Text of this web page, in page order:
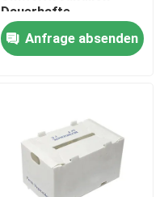
Dauerhafte
Schutzfolie
Kunststoff-Behälter
für Obst und Gemüse
Anfrage absenden